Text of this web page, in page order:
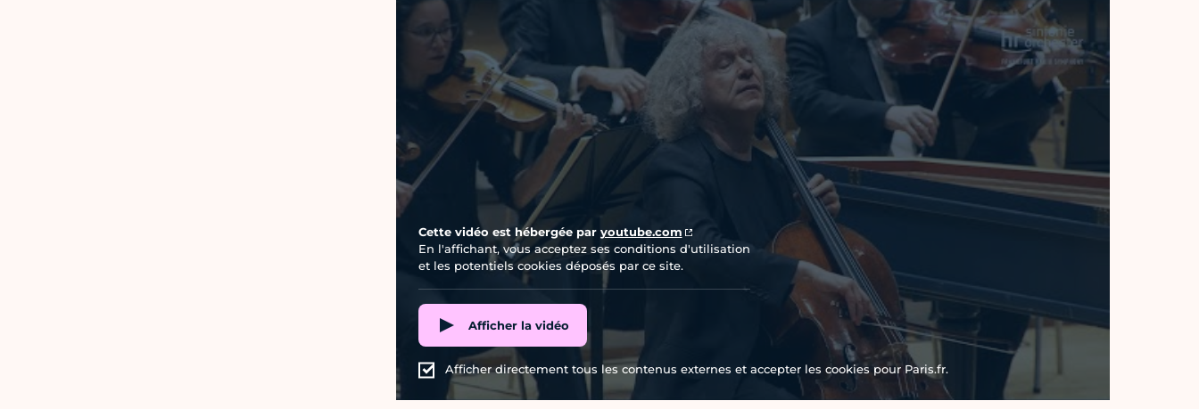
Vidéo Youtube
Cette vidéo est hébergée par youtube.com
En l'affichant, vous acceptez ses conditions d'utilisation
et les potentiels cookies déposés par ce site.
Afficher la vidéo
Afficher directement tous les contenus externes et accepter les cookies pour Paris.fr.